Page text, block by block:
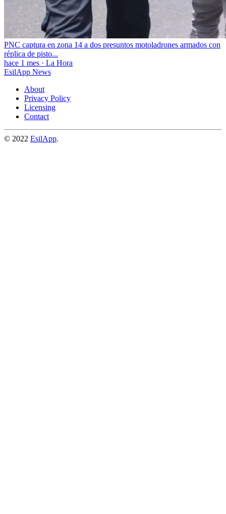
PNC captura en zona 14 a dos presuntos motoladrones armados con
réplica de pisto...
hace 1 mes · La Hora
EsilApp News
About
Privacy Policy
Licensing
Contact
© 2022 EsilApp.